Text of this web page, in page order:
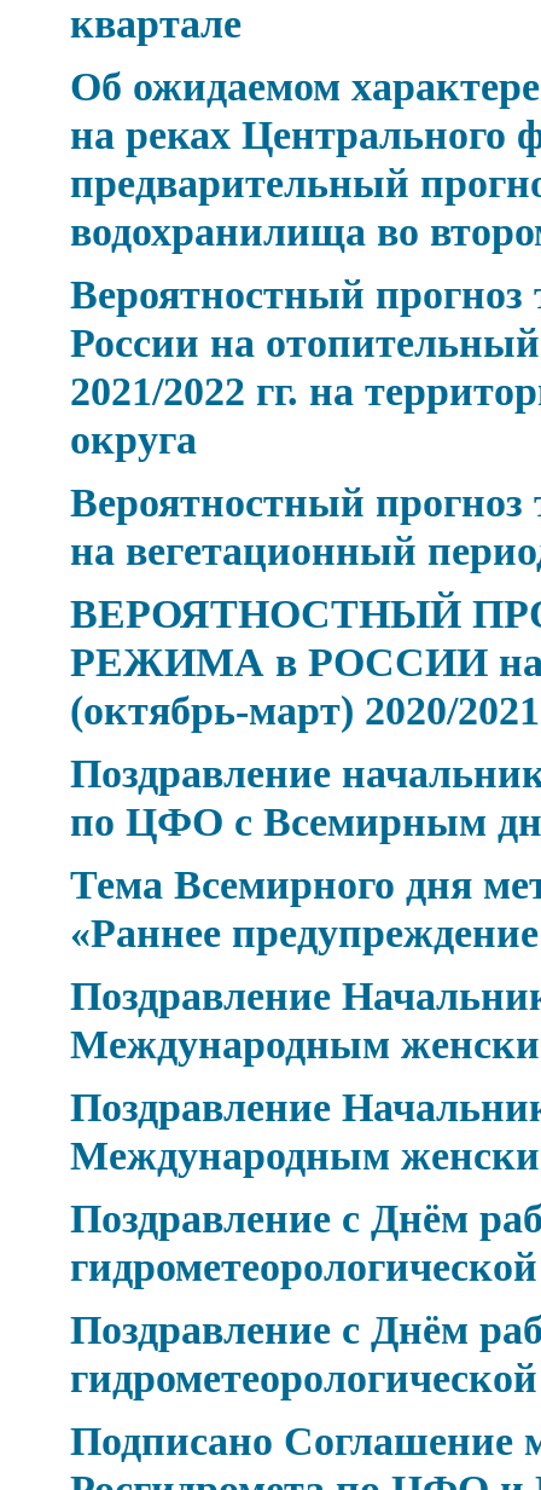
квартале
Об ожидаемом характере
на реках Центрального
предварительный
водохранилища во
Вероятностный
России на
2021/2022 гг. на
округа
Вероятностный
на вегетационный
ВЕРОЯТНОСТНЫЙ
РЕЖИМА в РОССИИ на
(октябрь-март) 2020/2021
Поздравление
по ЦФО с Всемирным
Тема Всемирного дня
«Раннее
Поздравление
Международным
Поздравление
Международным
Поздравление с Днём
Поздравление с Днём
Подписано Соглашение